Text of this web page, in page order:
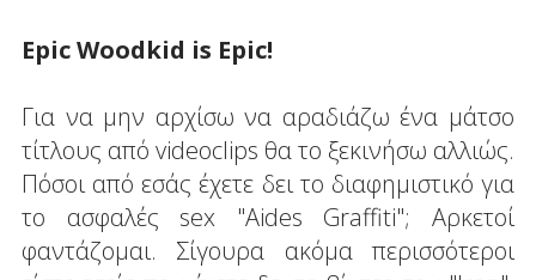
Epic Woodkid is Epic!
Για να μην αρχίσω να αραδιάζω ένα μάτσο
τίτλους από videoclips θα το ξεκινήσω αλλιώς.
Πόσοι από εσάς έχετε δει το διαφημιστικό για
το ασφαλές sex "Aides Graffiti"; Αρκετοί
φαντάζομαι. Σίγουρα ακόμα περισσότεροι